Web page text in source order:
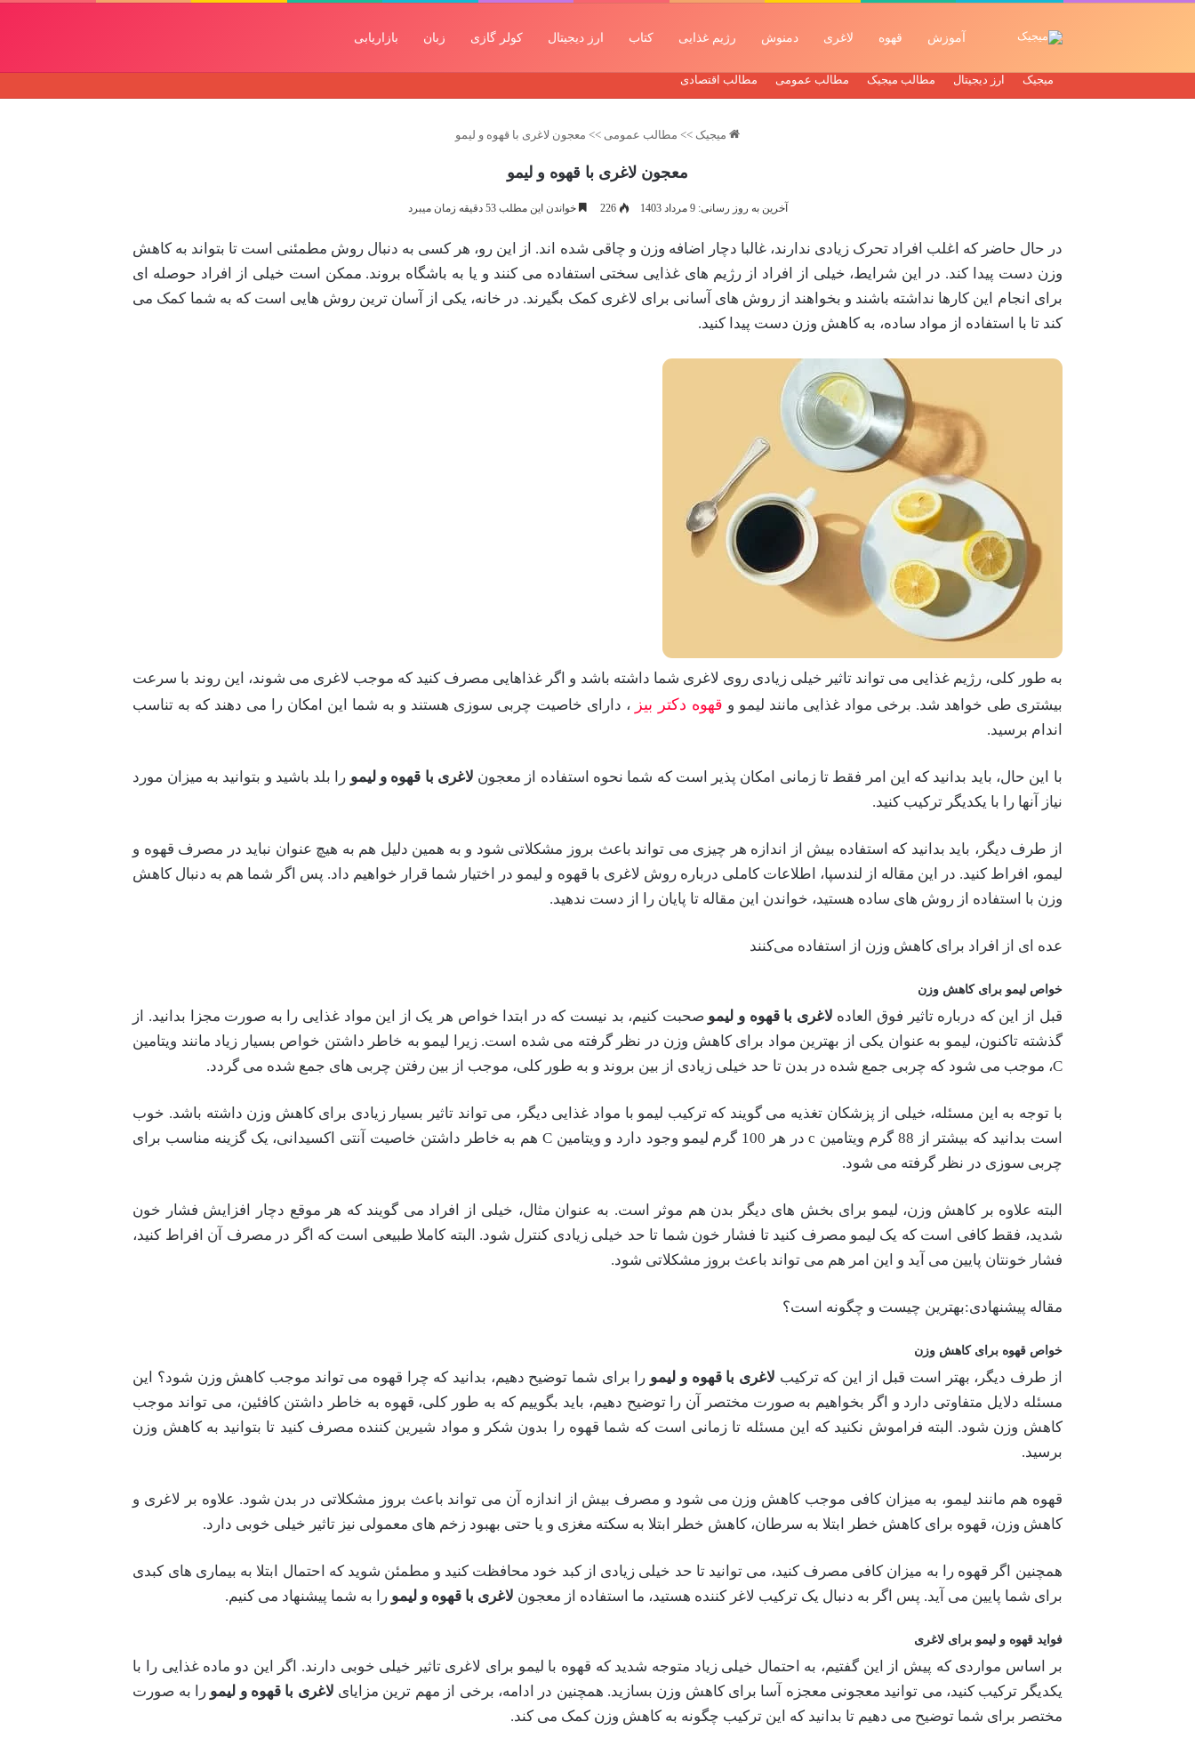
آموزش قهوه لاغری دمنوش رژیم غذایی کتاب ارز دیجیتال کولر گازی زبان بازاریابی
میجیک ارز دیجیتال مطالب میجیک مطالب عمومی مطالب اقتصادی
میجیک >> مطالب عمومی >> معجون لاغری با قهوه و لیمو
معجون لاغری با قهوه و لیمو
آخرین به روز رسانی: 9 مرداد 1403 226 خواندن این مطلب 53 دقیقه زمان میبرد
در حال حاضر که اغلب افراد تحرک زیادی ندارند، غالبا دچار اضافه وزن و چاقی شده اند. از این رو، هر کسی به دنبال روش مطمئنی است تا بتواند به کاهش
وزن دست پیدا کند. در این شرایط، خیلی از افراد از رژیم های غذایی سختی استفاده می کنند و یا به باشگاه بروند. ممکن است خیلی از افراد حوصله ای
برای انجام این کارها نداشته باشند و بخواهند از روش های آسانی برای لاغری کمک بگیرند. در خانه، یکی از آسان ترین روش هایی است که به شما کمک می
کند تا با استفاده از مواد ساده، به کاهش وزن دست پیدا کنید.
به طور کلی، رژیم غذایی می تواند تاثیر خیلی زیادی روی لاغری شما داشته باشد و اگر غذاهایی مصرف کنید که موجب لاغری می شوند، این روند با سرعت
بیشتری طی خواهد شد. برخی مواد غذایی مانند لیمو و قهوه دكتر بيز ، دارای خاصیت چربی سوزی هستند و به شما این امکان را می دهند که به تناسب
اندام برسید.
با این حال، باید بدانید که این امر فقط تا زمانی امکان پذیر است که شما نحوه استفاده از معجون لاغری با قهوه و لیمو را بلد باشید و بتوانید به میزان مورد
نیاز آنها را با یکدیگر ترکیب کنید.
از طرف دیگر، باید بدانید که استفاده بیش از اندازه هر چیزی می تواند باعث بروز مشکلاتی شود و به همین دلیل هم به هیچ عنوان نباید در مصرف قهوه و
لیمو، افراط کنید. در این مقاله از لندسپا، اطلاعات کاملی درباره روش لاغری با قهوه و لیمو در اختیار شما قرار خواهیم داد. پس اگر شما هم به دنبال کاهش
وزن با استفاده از روش های ساده هستید، خواندن این مقاله تا پایان را از دست ندهید.
عده ای از افراد برای کاهش وزن از استفاده می‌کنند
خواص لیمو برای کاهش وزن
قبل از این که درباره تاثیر فوق العاده لاغری با قهوه و لیمو صحبت کنیم، بد نیست که در ابتدا خواص هر یک از این مواد غذایی را به صورت مجزا بدانید. از
گذشته تاکنون، لیمو به عنوان یکی از بهترین مواد برای کاهش وزن در نظر گرفته می شده است. زیرا لیمو به خاطر داشتن خواص بسیار زیاد مانند ویتامین
C، موجب می شود که چربی جمع شده در بدن تا حد خیلی زیادی از بین بروند و به طور کلی، موجب از بین رفتن چربی های جمع شده می گردد.
با توجه به این مسئله، خیلی از پزشکان تغذیه می گویند که ترکیب لیمو با مواد غذایی دیگر، می تواند تاثیر بسیار زیادی برای کاهش وزن داشته باشد. خوب
است بدانید که بیشتر از 88 گرم ویتامین c در هر 100 گرم لیمو وجود دارد و ویتامین C هم به خاطر داشتن خاصیت آنتی اکسیدانی، یک گزینه مناسب برای
چربی سوزی در نظر گرفته می شود.
البته علاوه بر کاهش وزن، لیمو برای بخش های دیگر بدن هم موثر است. به عنوان مثال، خیلی از افراد می گویند که هر موقع دچار افزایش فشار خون
شدید، فقط کافی است که یک لیمو مصرف کنید تا فشار خون شما تا حد خیلی زیادی کنترل شود. البته کاملا طبیعی است که اگر در مصرف آن افراط کنید،
فشار خونتان پایین می آید و این امر هم می تواند باعث بروز مشکلاتی شود.
مقاله پیشنهادی:بهترین چیست و چگونه است؟
خواص قهوه برای کاهش وزن
از طرف دیگر، بهتر است قبل از این که ترکیب لاغری با قهوه و لیمو را برای شما توضیح دهیم، بدانید که چرا قهوه می تواند موجب کاهش وزن شود؟ این
مسئله دلایل متفاوتی دارد و اگر بخواهیم به صورت مختصر آن را توضیح دهیم، باید بگوییم که به طور کلی، قهوه به خاطر داشتن کافئین، می تواند موجب
کاهش وزن شود. البته فراموش نکنید که این مسئله تا زمانی است که شما قهوه را بدون شکر و مواد شیرین کننده مصرف کنید تا بتوانید به کاهش وزن
برسید.
قهوه هم مانند لیمو، به میزان کافی موجب کاهش وزن می شود و مصرف بیش از اندازه آن می تواند باعث بروز مشکلاتی در بدن شود. علاوه بر لاغری و
کاهش وزن، قهوه برای کاهش خطر ابتلا به سرطان، کاهش خطر ابتلا به سکته مغزی و یا حتی بهبود زخم های معمولی نیز تاثیر خیلی خوبی دارد.
همچنین اگر قهوه را به میزان کافی مصرف کنید، می توانید تا حد خیلی زیادی از کبد خود محافظت کنید و مطمئن شوید که احتمال ابتلا به بیماری های کبدی
برای شما پایین می آید. پس اگر به دنبال یک ترکیب لاغر کننده هستید، ما استفاده از معجون لاغری با قهوه و لیمورا به شما پیشنهاد می کنیم.
فواید قهوه و لیمو برای لاغری
بر اساس مواردی که پیش از این گفتیم، به احتمال خیلی زیاد متوجه شدید که قهوه با لیمو برای لاغری تاثیر خیلی خوبی دارند. اگر این دو ماده غذایی را با
یکدیگر ترکیب کنید، می توانید معجونی معجزه آسا برای کاهش وزن بسازید. همچنین در ادامه، برخی از مهم ترین مزایای لاغری با قهوه و لیمو را به صورت
مختصر برای شما توضیح می دهیم تا بدانید که این ترکیب چگونه به کاهش وزن کمک می کند.